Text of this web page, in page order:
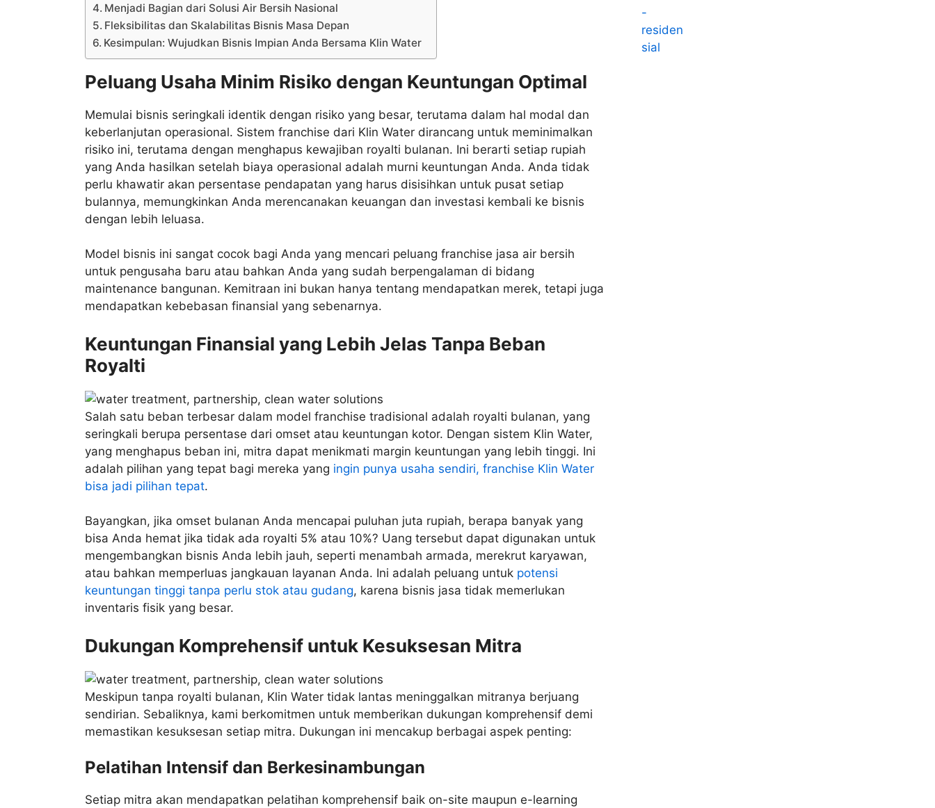
Menjadi Bagian dari Solusi Air Bersih Nasional
Fleksibilitas dan Skalabilitas Bisnis Masa Depan
Kesimpulan: Wujudkan Bisnis Impian Anda Bersama Klin Water
Peluang Usaha Minim Risiko dengan Keuntungan Optimal
Memulai bisnis seringkali identik dengan risiko yang besar, terutama dalam hal modal dan
keberlanjutan operasional. Sistem franchise dari Klin Water dirancang untuk meminimalkan
risiko ini, terutama dengan menghapus kewajiban royalti bulanan. Ini berarti setiap rupiah
yang Anda hasilkan setelah biaya operasional adalah murni keuntungan Anda. Anda tidak
perlu khawatir akan persentase pendapatan yang harus disisihkan untuk pusat setiap
bulannya, memungkinkan Anda merencanakan keuangan dan investasi kembali ke bisnis
dengan lebih leluasa.
Model bisnis ini sangat cocok bagi Anda yang mencari peluang franchise jasa air bersih
untuk pengusaha baru atau bahkan Anda yang sudah berpengalaman di bidang
maintenance bangunan. Kemitraan ini bukan hanya tentang mendapatkan merek, tetapi juga
mendapatkan kebebasan finansial yang sebenarnya.
Keuntungan Finansial yang Lebih Jelas Tanpa Beban
Royalti
Salah satu beban terbesar dalam model franchise tradisional adalah royalti bulanan, yang
seringkali berupa persentase dari omset atau keuntungan kotor. Dengan sistem Klin Water,
yang menghapus beban ini, mitra dapat menikmati margin keuntungan yang lebih tinggi. Ini
adalah pilihan yang tepat bagi mereka yang ingin punya usaha sendiri, franchise Klin Water
bisa jadi pilihan tepat.
Bayangkan, jika omset bulanan Anda mencapai puluhan juta rupiah, berapa banyak yang
bisa Anda hemat jika tidak ada royalti 5% atau 10%? Uang tersebut dapat digunakan untuk
mengembangkan bisnis Anda lebih jauh, seperti menambah armada, merekrut karyawan,
atau bahkan memperluas jangkauan layanan Anda. Ini adalah peluang untuk potensi
keuntungan tinggi tanpa perlu stok atau gudang, karena bisnis jasa tidak memerlukan
inventaris fisik yang besar.
Dukungan Komprehensif untuk Kesuksesan Mitra
Meskipun tanpa royalti bulanan, Klin Water tidak lantas meninggalkan mitranya berjuang
sendirian. Sebaliknya, kami berkomitmen untuk memberikan dukungan komprehensif demi
memastikan kesuksesan setiap mitra. Dukungan ini mencakup berbagai aspek penting:
Pelatihan Intensif dan Berkesinambungan
Setiap mitra akan mendapatkan pelatihan komprehensif baik on-site maupun e-learning